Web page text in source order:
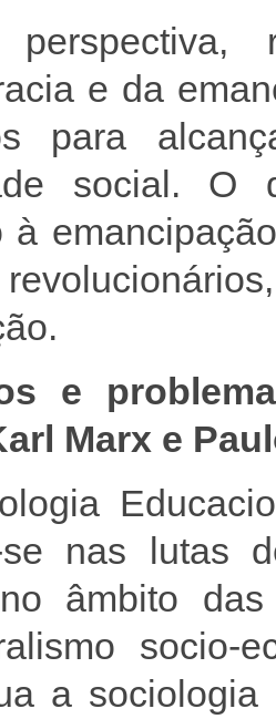
e da
para
social. O
à
e
Marx e
se nas lutas
âmbito das
socio-
a